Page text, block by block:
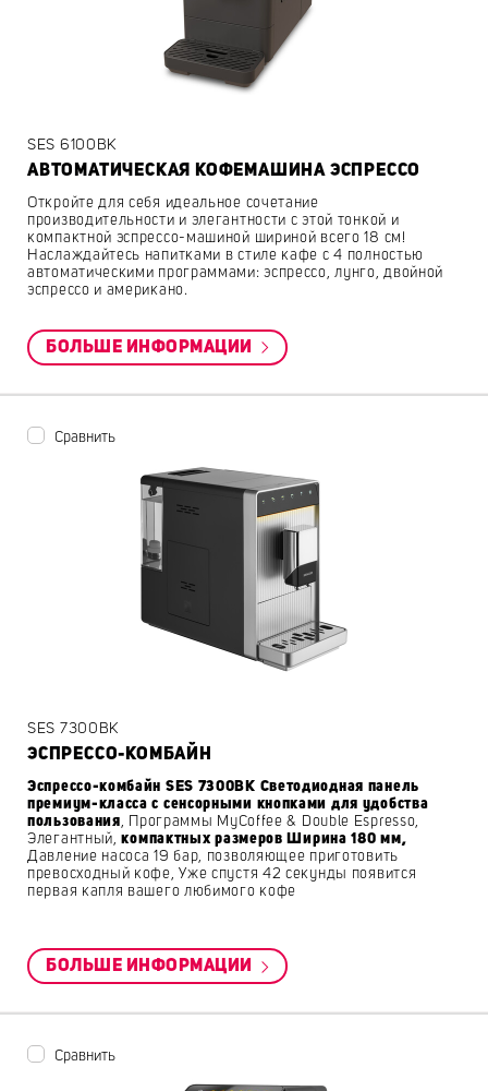
SES 6100BK
АВТОМАТИЧЕСКАЯ КОФЕМАШИНА ЭСПРЕССО
Откройте для себя идеальное сочетание
производительности и элегантности с этой тонкой и
компактной эспрессо-машиной шириной всего 18 см!
Наслаждайтесь напитками в стиле кафе с 4 полностью
автоматическими программами: эспрессо, лунго, двойной
эспрессо и американо.
БОЛЬШЕ ИНФОРМАЦИИ
Сравнить
SES 7300BK
ЭСПРЕССО-КОМБАЙН
Эспрессо-комбайн SES 7300BK Светодиодная панель
премиум-класса с сенсорными кнопками для удобства
пользования, Программы MyCoffee & Double Espresso,
Элегантный,компактных размеров Ширина 180 мм,
Давление насоса 19 бар, позволяющее приготовить
превосходный кофе, Уже спустя 42 секунды появится
первая капля вашего любимого кофе
БОЛЬШЕ ИНФОРМАЦИИ
Сравнить